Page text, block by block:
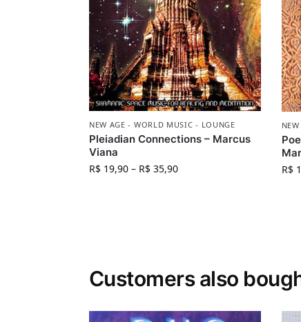
NEW AGE - WORLD MUSIC - LOUNGE
Pleiadian Connections – Marcus
Viana
R$19,90– R$35,90
R$
Customers also